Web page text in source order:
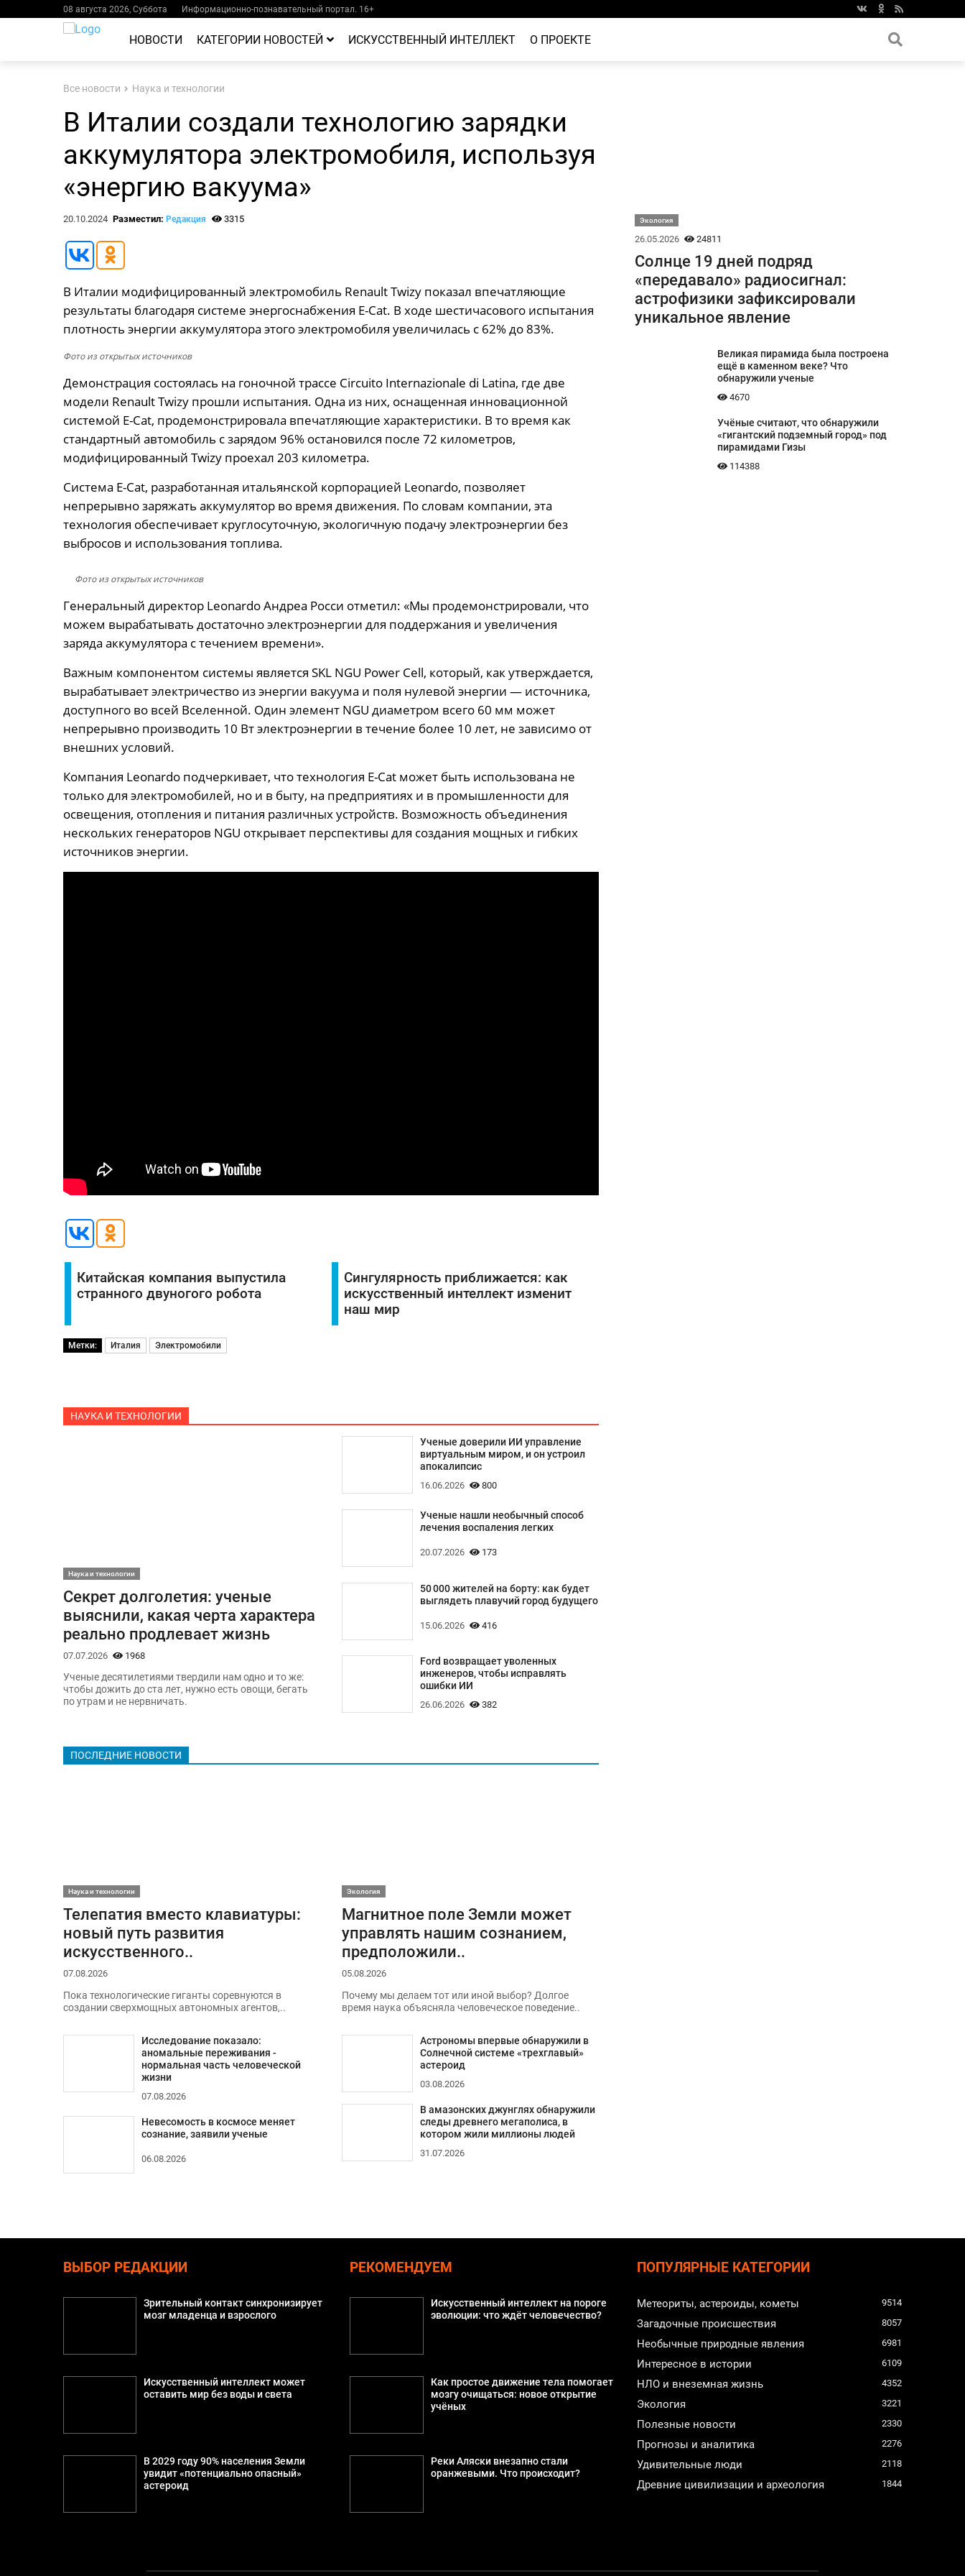
08 августа 2026, Суббота Информационно-познавательный портал. 16+
НОВОСТИ КАТЕГОРИИ НОВОСТЕЙ ИСКУССТВЕННЫЙ ИНТЕЛЛЕКТ О ПРОЕКТЕ
Все новости Наука и технологии
В Италии создали технологию зарядки
аккумулятора электромобиля, используя
«энергию вакуума»
20.10.2024 Разместил: Редакция 3315
В Италии модифицированный электромобиль Renault Twizy показал впечатляющие
результаты благодаря системе энергоснабжения E-Cat. В ходе шестичасового испытания
плотность энергии аккумулятора этого электромобиля увеличилась с 62% до 83%.
Фото из открытых источников
Демонстрация состоялась на гоночной трассе Circuito Internazionale di Latina, где две
модели Renault Twizy прошли испытания. Одна из них, оснащенная инновационной
системой E-Cat, продемонстрировала впечатляющие характеристики. В то время как
стандартный автомобиль с зарядом 96% остановился после 72 километров,
модифицированный Twizy проехал 203 километра.
Система E-Cat, разработанная итальянской корпорацией Leonardo, позволяет
непрерывно заряжать аккумулятор во время движения. По словам компании, эта
технология обеспечивает круглосуточную, экологичную подачу электроэнергии без
выбросов и использования топлива.
Фото из открытых источников
Генеральный директор Leonardo Андреа Росси отметил: «Мы продемонстрировали, что
можем вырабатывать достаточно электроэнергии для поддержания и увеличения
заряда аккумулятора с течением времени».
Важным компонентом системы является SKL NGU Power Cell, который, как утверждается,
вырабатывает электричество из энергии вакуума и поля нулевой энергии — источника,
доступного во всей Вселенной. Один элемент NGU диаметром всего 60 мм может
непрерывно производить 10 Вт электроэнергии в течение более 10 лет, не зависимо от
внешних условий.
Компания Leonardo подчеркивает, что технология E-Cat может быть использована не
только для электромобилей, но и в быту, на предприятиях и в промышленности для
освещения, отопления и питания различных устройств. Возможность объединения
нескольких генераторов NGU открывает перспективы для создания мощных и гибких
источников энергии.
Китайская компания выпустила
странного двуногого робота
Сингулярность приближается: как
искусственный интеллект изменит
наш мир
Метки: Италия Электромобили
НАУКА И ТЕХНОЛОГИИ
Наука и технологии
Секрет долголетия: ученые
выяснили, какая черта характера
реально продлевает жизнь
07.07.2026 1968
Ученые десятилетиями твердили нам одно и то же:
чтобы дожить до ста лет, нужно есть овощи, бегать
по утрам и не нервничать.
Ученые доверили ИИ управление
виртуальным миром, и он устроил
апокалипсис
16.06.2026 800
Ученые нашли необычный способ
лечения воспаления легких
20.07.2026 173
50 000 жителей на борту: как будет
выглядеть плавучий город будущего
15.06.2026 416
Ford возвращает уволенных
инженеров, чтобы исправлять
ошибки ИИ
26.06.2026 382
ПОСЛЕДНИЕ НОВОСТИ
Наука и технологии
Телепатия вместо клавиатуры:
новый путь развития
искусственного..
07.08.2026
Пока технологические гиганты соревнуются в
создании сверхмощных автономных агентов,..
Исследование показало:
аномальные переживания -
нормальная часть человеческой
жизни
07.08.2026
Невесомость в космосе меняет
сознание, заявили ученые
06.08.2026
Экология
Магнитное поле Земли может
управлять нашим сознанием,
предположили..
05.08.2026
Почему мы делаем тот или иной выбор? Долгое
время наука объясняла человеческое поведение..
Астрономы впервые обнаружили в
Солнечной системе «трехглавый»
астероид
03.08.2026
В амазонских джунглях обнаружили
следы древнего мегаполиса, в
котором жили миллионы людей
31.07.2026
Экология
26.05.2026 24811
Солнце 19 дней подряд
«передавало» радиосигнал:
астрофизики зафиксировали
уникальное явление
Великая пирамида была построена
ещё в каменном веке? Что
обнаружили ученые
4670
Учёные считают, что обнаружили
«гигантский подземный город» под
пирамидами Гизы
114388
ВЫБОР РЕДАКЦИИ
Зрительный контакт синхронизирует
мозг младенца и взрослого
Искусственный интеллект может
оставить мир без воды и света
В 2029 году 90% населения Земли
увидит «потенциально опасный»
астероид
РЕКОМЕНДУЕМ
Искусственный интеллект на пороге
эволюции: что ждёт человечество?
Как простое движение тела помогает
мозгу очищаться: новое открытие
учёных
Реки Аляски внезапно стали
оранжевыми. Что происходит?
ПОПУЛЯРНЫЕ КАТЕГОРИИ
Метеориты, астероиды, кометы 9514
Загадочные происшествия 8057
Необычные природные явления 6981
Интересное в истории 6109
НЛО и внеземная жизнь 4352
Экология 3221
Полезные новости 2330
Прогнозы и аналитика 2276
Удивительные люди 2118
Древние цивилизации и археология 1844